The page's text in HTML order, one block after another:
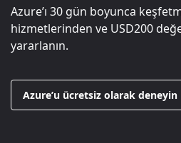
Azure’ı 30 gün boyunca
hizmetlerinden ve USD200
yararlanın.
Azure’u ücretsiz olarak deneyin